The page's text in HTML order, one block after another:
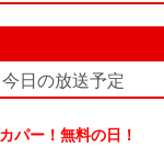
今日の放送予定
パー！無料の日！